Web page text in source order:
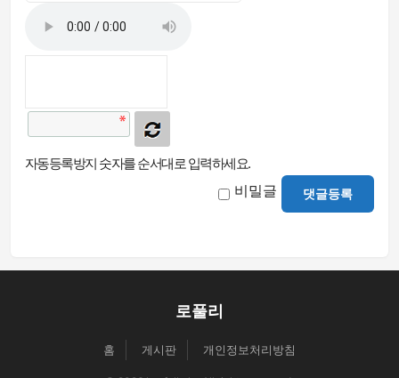
자동등록방지 숫자를 순서대로 입력하세요.
비밀글 댓글등록
로풀리
홈 게시판 개인정보처리방침